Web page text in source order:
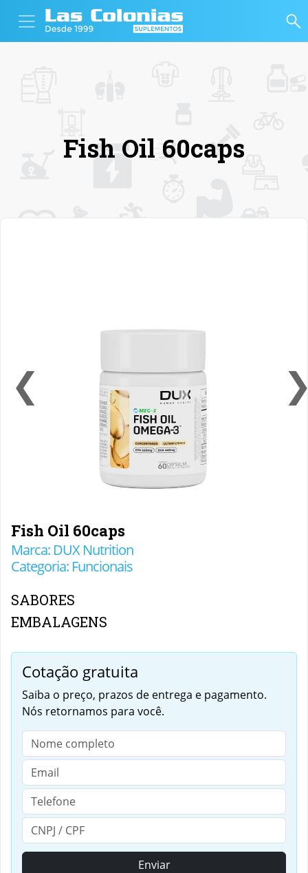
Fish Oil 60caps
❮
Fish Oil 60caps
Marca: DUX Nutrition
Categoria: Funcionais
SABORES
EMBALAGENS
Cotação gratuita
Saiba o preço, prazos de entrega e pagamento.
Nós retornamos para você.
Enviar